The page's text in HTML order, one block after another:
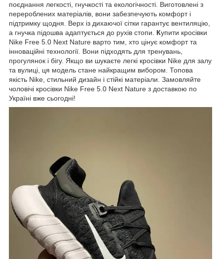
поєднання легкості, гнучкості та екологічності. Виготовлені з
перероблених матеріалів, вони забезпечують комфорт і
підтримку щодня. Верх із дихаючої сітки гарантує вентиляцію,
а гнучка підошва адаптується до рухів стопи. Купити кросівки
Nike Free 5.0 Next Nature варто тим, хто цінує комфорт та
інноваційні технології. Вони підходять для тренувань,
прогулянок і бігу. Якщо ви шукаєте легкі кросівки Nike для залу
та вулиці, ця модель стане найкращим вибором. Топова
якість Nike, стильний дизайн і стійкі матеріали. Замовляйте
чоловічі кросівки Nike Free 5.0 Next Nature з доставкою по
Україні вже сьогодні!